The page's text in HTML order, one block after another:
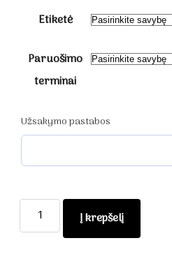
Etiketė
Paruošimo
terminai
Užsakymo pastabos
produkto
kiekis:
Dovanėlė
Į krepšelį